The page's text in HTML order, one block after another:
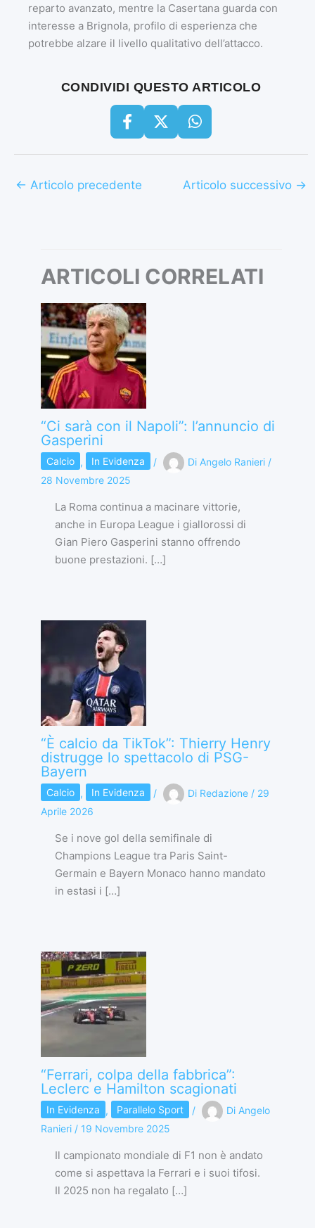
reparto avanzato, mentre la Casertana guarda con
interesse a Brignola, profilo di esperienza che
potrebbe alzare il livello qualitativo dell’attacco.
CONDIVIDI QUESTO ARTICOLO
← Articolo precedente Articolo successivo →
ARTICOLI CORRELATI
“Ci sarà con il Napoli”: l’annuncio di
Gasperini
Calcio , In Evidenza / Di Angelo Ranieri /
28 Novembre 2025
La Roma continua a macinare vittorie,
anche in Europa League i giallorossi di
Gian Piero Gasperini stanno offrendo
buone prestazioni. […]
“È calcio da TikTok”: Thierry Henry
distrugge lo spettacolo di PSG-
Bayern
Calcio , In Evidenza / Di Redazione / 29
Aprile 2026
Se i nove gol della semifinale di
Champions League tra Paris Saint-
Germain e Bayern Monaco hanno mandato
in estasi i […]
“Ferrari, colpa della fabbrica”:
Leclerc e Hamilton scagionati
In Evidenza , Parallelo Sport / Di Angelo
Ranieri / 19 Novembre 2025
Il campionato mondiale di F1 non è andato
come si aspettava la Ferrari e i suoi tifosi.
Il 2025 non ha regalato […]